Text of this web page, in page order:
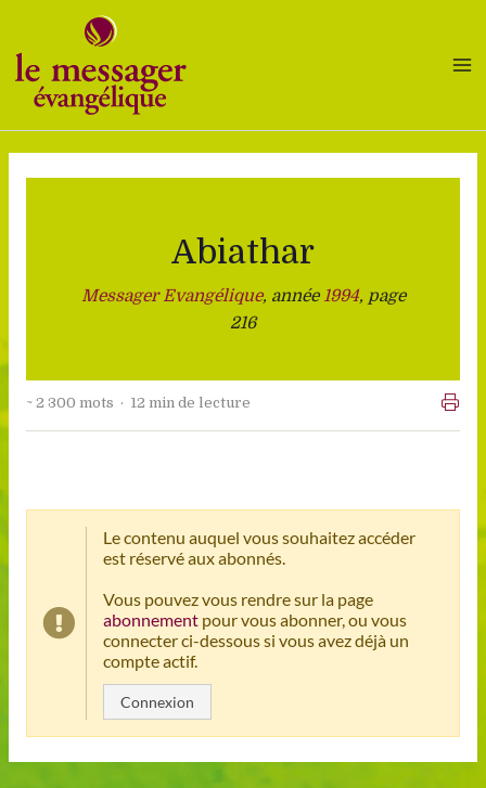
contenu
Abiathar
Messager Evangélique, année1994, page
216
~ 2 300 mots · 12 min de lecture
Le contenu auquel vous souhaitez accéder
est réservé aux abonnés.
Vous pouvez vous rendre sur la page
abonnementpour vous abonner, ou vous
connecter ci-dessous si vous avez déjà un
compte actif.
Connexion